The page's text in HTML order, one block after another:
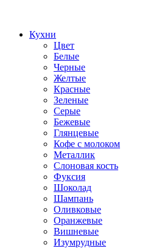
Кухни
Цвет
Белые
Черные
Желтые
Красные
Зеленые
Серые
Бежевые
Глянцевые
Кофе с молоком
Металлик
Слоновая кость
Фуксия
Шоколад
Шампань
Оливковые
Оранжевые
Вишневые
Изумрудные